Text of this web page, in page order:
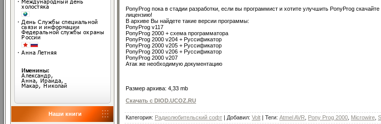
Наши книги
PonyProg пока в стадии разработки, если вы программист и хотите улучшить PonyProg
лицензию!
В архиве Вы найдете такие версии программы:
PonyProg v117
PonyProg 2000 + схема программатора
PonyProg 2000 v204 + Руссификатор
PonyProg 2000 v205 + Руссификатор
PonyProg 2000 v206 + Руссификатор
PonyProg 2000 v207
Атак же необходимую документацию
Размер архива: 4,33 mb
Скачать с DIOD.UCOZ.RU
Категория: Радиолюбительский софт | Добавил: Volt | Теги: Atmel AVR Pony Prog 2000 Microwire